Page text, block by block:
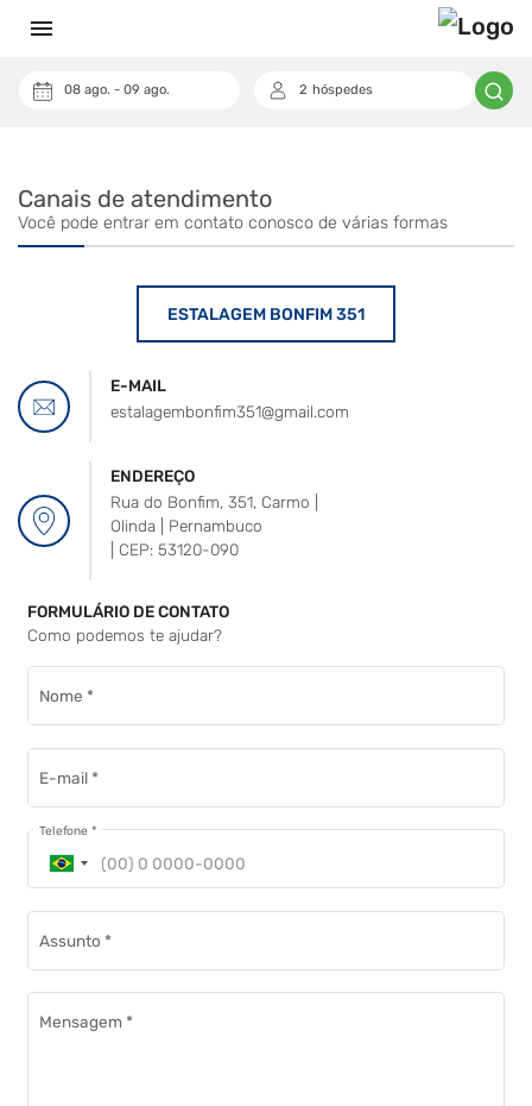
menu
08 ago. - 09 ago. 2 hóspedes
Canais de atendimento
Você pode entrar em contato conosco de várias formas
ESTALAGEM BONFIM 351
E-MAIL
estalagembonfim351@gmail.com
ENDEREÇO
Rua do Bonfim, 351, Carmo |
Olinda | Pernambuco
| CEP: 53120-090
FORMULÁRIO DE CONTATO
Como podemos te ajudar?
Nome *
E-mail *
Telefone *
Assunto *
Mensagem *